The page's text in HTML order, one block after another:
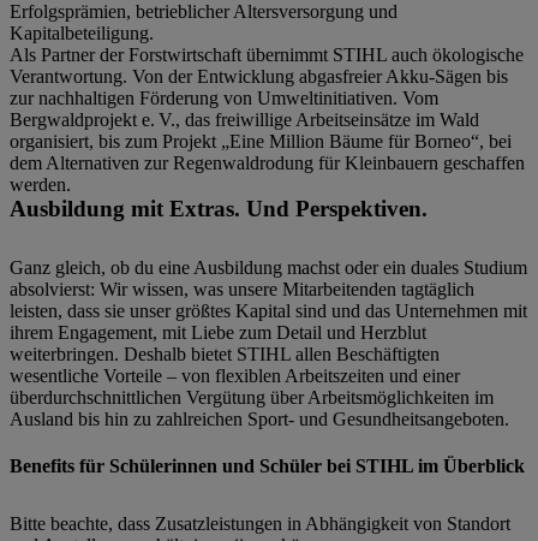
Erfolgsprämien, betrieblicher Altersversorgung und
Kapitalbeteiligung.
Als Partner der Forstwirtschaft übernimmt STIHL auch ökologische
Verantwortung. Von der Entwicklung abgasfreier Akku-Sägen bis
zur nachhaltigen Förderung von Umweltinitiativen. Vom
Bergwaldprojekt e. V., das freiwillige Arbeitseinsätze im Wald
organisiert, bis zum Projekt „Eine Million Bäume für Borneo“, bei
dem Alternativen zur Regenwaldrodung für Kleinbauern geschaffen
werden.
Ausbildung mit Extras. Und Perspektiven.
Ganz gleich, ob du eine Ausbildung machst oder ein duales Studium
absolvierst: Wir wissen, was unsere Mitarbeitenden tagtäglich
leisten, dass sie unser größtes Kapital sind und das Unternehmen mit
ihrem Engagement, mit Liebe zum Detail und Herzblut
weiterbringen. Deshalb bietet STIHL allen Beschäftigten
wesentliche Vorteile – von flexiblen Arbeitszeiten und einer
überdurchschnittlichen Vergütung über Arbeitsmöglichkeiten im
Ausland bis hin zu zahlreichen Sport- und Gesundheitsangeboten.
Benefits für Schülerinnen und Schüler bei STIHL im Überblick
Bitte beachte, dass Zusatzleistungen in Abhängigkeit von Standort